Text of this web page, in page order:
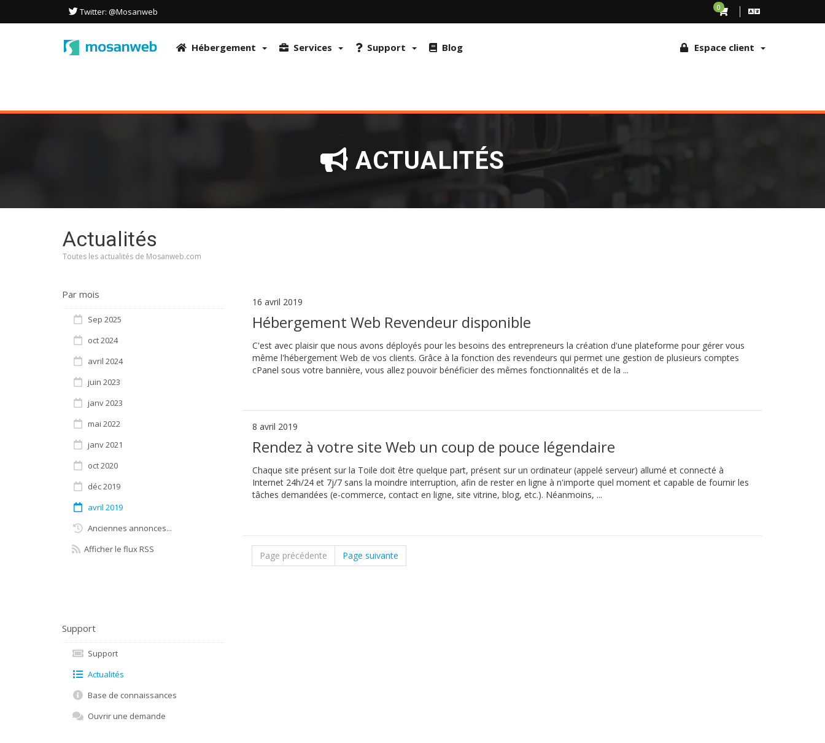
Ce site utilise des cookies pour optimiser l'expérience de l'utilisateur. Il utilise également FraudLabs Pro et reCAPTCHA pour prévenir la fraude et les abus d'usages. En continuant à naviguer sur ce site, vous
acceptez l'utilisation de ces technologies conformément à notre Politique de confidentialité.
Twitter: @Mosanweb 0
Espace client
Hébergement Services Support Blog
ACTUALITÉS
Actualités
Toutes les actualités de Mosanweb.com
Par mois
Sep 2025
oct 2024
avril 2024
juin 2023
janv 2023
mai 2022
janv 2021
oct 2020
déc 2019
avril 2019
Anciennes annonces...
Afficher le flux RSS
16 avril 2019
Hébergement Web Revendeur disponible
C'est avec plaisir que nous avons déployés pour les besoins des entrepreneurs la création d'une plateforme pour gérer vous
même l'hébergement Web de vos clients. Grâce à la fonction des revendeurs qui permet une gestion de plusieurs comptes
cPanel sous votre bannière, vous allez pouvoir bénéficier des mêmes fonctionnalités et de la ...
8 avril 2019
Rendez à votre site Web un coup de pouce légendaire
Chaque site présent sur la Toile doit être quelque part, présent sur un ordinateur (appelé serveur) allumé et connecté à
Internet 24h/24 et 7j/7 sans la moindre interruption, afin de rester en ligne à n'importe quel moment et capable de fournir les
tâches demandées (e-commerce, contact en ligne, site vitrine, blog, etc.). Néanmoins, ...
Page précédente Page suivante
Support
Support
Actualités
Base de connaissances
Ouvrir une demande